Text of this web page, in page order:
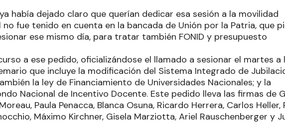
había dejado claro que querían dedicar esa sesión a la movilidad
fue tenido en cuenta en la bancada de Unión por la Patria, que
ese mismo día, para tratar también FONID y presupuesto
a ese pedido, oficializándose el llamado a sesionar el martes a
que incluye la modificación del Sistema Integrado de
la ley de Financiamiento de Universidades Nacionales; y la
Nacional de Incentivo Docente. Este pedido lleva las firmas de
Paula Penacca, Blanca Osuna, Ricardo Herrera, Carlos Heller,
Máximo Kirchner, Gisela Marziotta, Ariel Rauschenberger y